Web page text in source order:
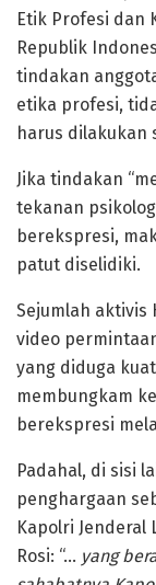
Etik Profesi dan
Republik
tindakan
etika profesi,
harus dilakukan
Jika tindakan
tekanan
berekspresi,
patut diselidiki.
Sejumlah aktivis
video
yang diduga
membungkam
berekspresi
Padahal, di sisi
penghargaan
Kapolri Jenderal
Rosi: “… yang